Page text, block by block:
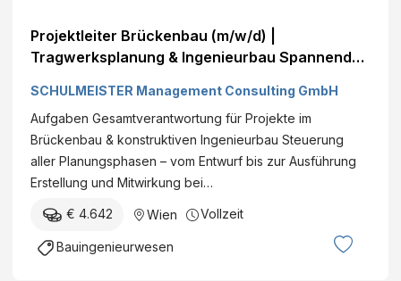
Projektleiter Brückenbau (m/w/d) |
Tragwerksplanung & Ingenieurbau Spannende
Gestaltungsspielraum | Flexible Arbeitszeiten
Wien Vollzeit€ +
SCHULMEISTER Management Consulting GmbH
Aufgaben Gesamtverantwortung für Projekte im
Brückenbau & konstruktiven Ingenieurbau Steuerung
aller Planungsphasen – vom Entwurf bis zur Ausführung
Erstellung und Mitwirkung bei…
€ 4.642 Wien Vollzeit
Bauingenieurwesen